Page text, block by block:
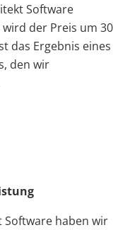
Software
der Preis um 30
das Ergebnis eines
den wir
Software haben wir